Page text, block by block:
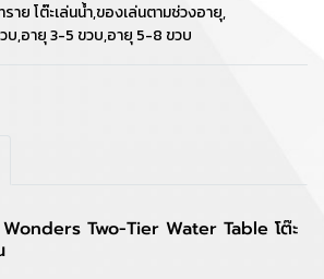
าย โต๊ะเล่นน้ำ,ของเล่นตามช่วงอายุ,
บ,อายุ 3-5 ขวบ,อายุ 5-8 ขวบ
Two-Tier Water Table โต๊ะ